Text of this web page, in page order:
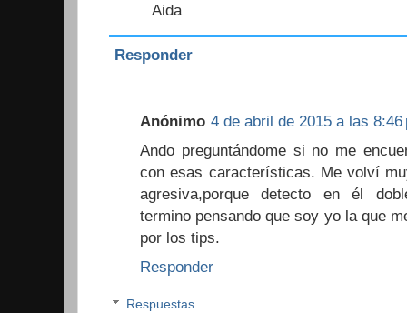
Aida
Responder
Anónimo 4 de abril de 2015 a las 8:46
Ando preguntándome si no me
con esas características. Me volví
agresiva,porque detecto en él
termino pensando que soy yo la que
por los tips.
Responder
Respuestas